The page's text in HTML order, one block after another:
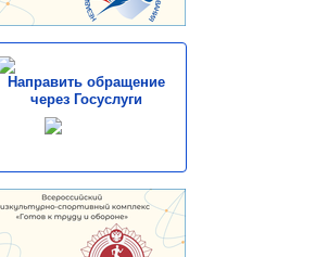
Направить обращение
через Госуслуги